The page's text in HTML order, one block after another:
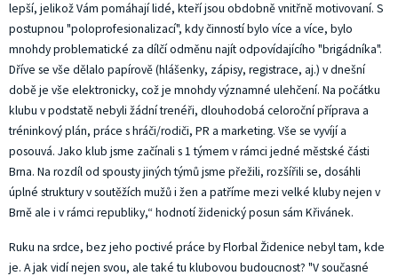
lepší, jelikož Vám pomáhají lidé, kteří jsou obdobně vnitřně motivovaní. S
postupnou "poloprofesionalizací", kdy činností bylo více a více, bylo
mnohdy problematické za dílčí odměnu najít odpovídajícího "brigádníka".
Dříve se vše dělalo papírově (hlášenky, zápisy, registrace, aj.) v dnešní
době je vše elektronicky, což je mnohdy významné ulehčení. Na počátku
klubu v podstatě nebyli žádní trenéři, dlouhodobá celoroční příprava a
tréninkový plán, práce s hráči/rodiči, PR a marketing. Vše se vyvíjí a
posouvá. Jako klub jsme začínali s 1 týmem v rámci jedné městské části
Brna. Na rozdíl od spousty jiných týmů jsme přežili, rozšířili se, dosáhli
úplné struktury v soutěžích mužů i žen a patříme mezi velké kluby nejen v
Brně ale i v rámci republiky,“ hodnotí židenický posun sám Křivánek.
Ruku na srdce, bez jeho poctivé práce by Florbal Židenice nebyl tam, kde
je. A jak vidí nejen svou, ale také tu klubovou budoucnost? "V současné